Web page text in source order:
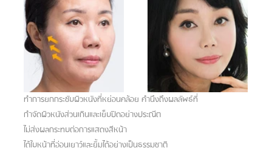
ทำการยกกระชับผิวหนังที่หย่อนคล้อย คำนึงถึงผลลัพธ์ที่
กำจัดผิวหนังส่วนเกินและเย็บปิดอย่างประณีต
ไม่ส่งผลกระทบต่อการแสดงสีหน้า
ได้ใบหน้าที่อ่อนเยาว์และยิ้มได้อย่างเป็นธรรมชาติ